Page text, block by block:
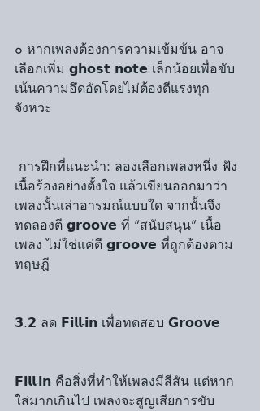
๐ หากเพลงต้องการความเข้มข้น อาจ
เลือกเพิ่ม 𝗴𝗵𝗼𝘀𝘁 𝗻𝗼𝘁𝗲 เล็กน้อยเพื่อขับ
เน้นความอึดอัดโดยไม่ต้องตีแรงทุก
จังหวะ
เนื้อร้องอย่างตั้งใจ แล้วเขียนออกมาว่า
เพลงนั้นเล่าอารมณ์แบบใด จากนั้นจึง
ทดลองตี 𝗴𝗿𝗼𝗼𝘃𝗲 ที่ “สนับสนุน” เนื้อ
เพลง ไม่ใช่แค่ตี 𝗴𝗿𝗼𝗼𝘃𝗲 ที่ถูกต้องตาม
ทฤษฎี
𝟯.𝟮 ลด 𝗙𝗶𝗹𝗹-𝗶𝗻 เพื่อทดสอบ 𝗚𝗿𝗼𝗼𝘃𝗲
𝗙𝗶𝗹𝗹-𝗶𝗻 คือสิ่งที่ทำให้เพลงมีสีสัน แต่หาก
ใส่มากเกินไป เพลงจะสูญเสียการขับ